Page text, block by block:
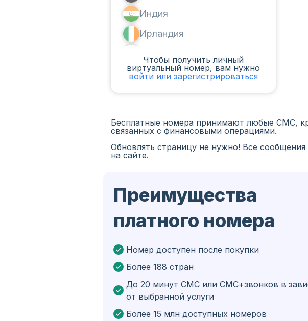
Индия
Ирландия
Аргентина
Ирак
Испания
Алжир
Чехия
Гвинея
Эфиопия
Бразилия
Чтобы получить личный
виртуальный номер, вам нужно
войти или зарегистрироваться
Бесплатные номера принимают любые СМС,
связанных с финансовыми операциями.
Обновлять страницу не нужно! Все
на сайте.
Преимущества
платного номера
Номер доступен после покупки
Более 188 стран
До 20 минут СМС или СМС+звонков в
от выбранной услуги
Более 15 млн доступных номеров